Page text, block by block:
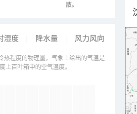
散。
湿度 降水量 风力风向
热程度的物理量，气象上给出的气温是
上百叶箱中的空气温度。